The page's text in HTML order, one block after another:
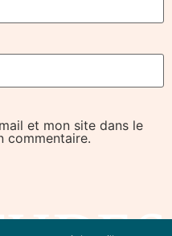
et mon site dans le
commentaire.